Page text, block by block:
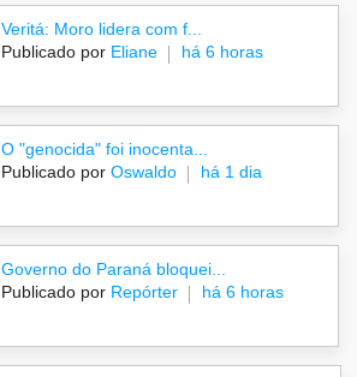
Veritá: Moro lidera com f...
Publicado por Eliane há 6 horas
O "genocida" foi inocenta...
Publicado por Oswaldo há 1 dia
Governo do Paraná bloquei...
Publicado por Repórter há 6 horas